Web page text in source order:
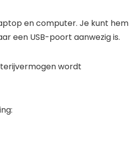
en computer. Je kunt hem
een USB-poort aanwezig is.
wordt